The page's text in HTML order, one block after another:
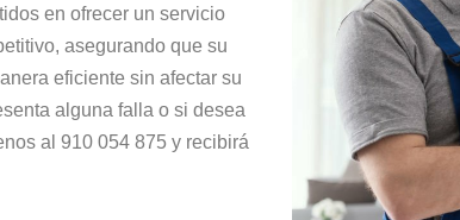
en ofrecer un servicio
asegurando que su
eficiente sin afectar su
alguna falla o si desea
al 910 054 875 y recibirá